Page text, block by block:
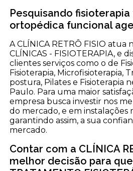
Pesquisando
ortopédica funcional
A CLÍNICA RETRÔ FISIO atua
CLÍNICAS - FISIOTERAPIA, e
clientes serviços como o de
Fisioterapia, Microfisioterapia,
postura, Pilates e Fisioterapia
Paulo. Para uma maior
empresa busca investir nos
do mercado, e em instalações
garantindo assim, a sua
mercado.
Contar com a CLÍNICA
melhor decisão para